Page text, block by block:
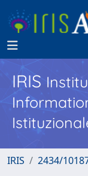
IRIS
IRIS 2434/